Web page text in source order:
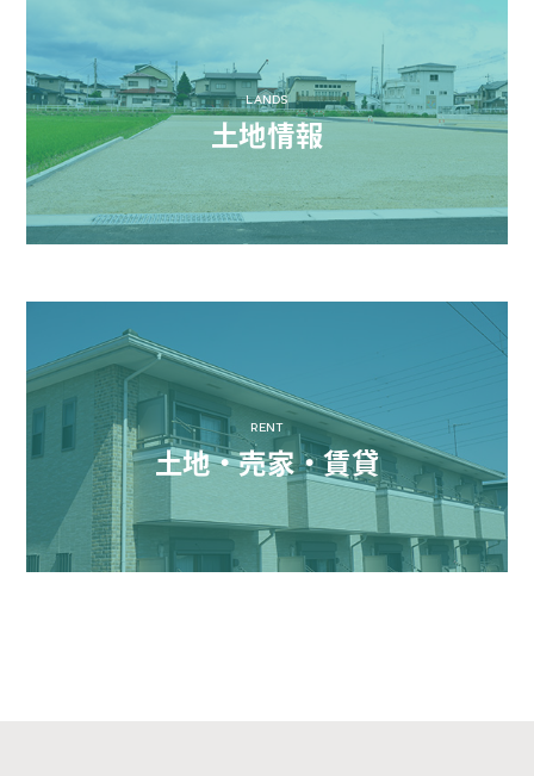
LANDS
土地情報
RENT
土地・売家・賃貸